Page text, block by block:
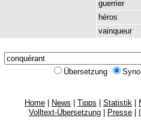
guerrier
héros
vainqueur
Übersetzung
Home News Tipps Statistik
Volltext-Übersetzung
Presse